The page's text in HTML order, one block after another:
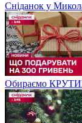
Сніданок у
Обираємо